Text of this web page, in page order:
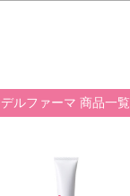
デルファーマ 商品一覧